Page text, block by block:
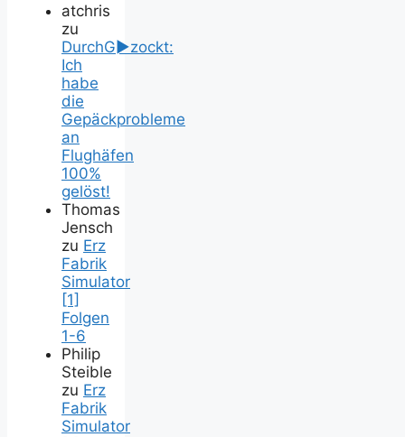
atchris
zu
DurchG►zockt:
Ich
habe
die
Gepäckprobleme
an
Flughäfen
100%
gelöst!
Thomas
Jensch
zu Erz
Fabrik
Simulator
[1]
Folgen
1-6
Philip
Steible
zu Erz
Fabrik
Simulator